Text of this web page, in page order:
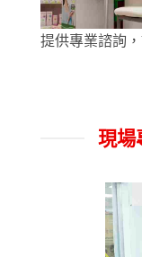
提供專業諮詢
現場